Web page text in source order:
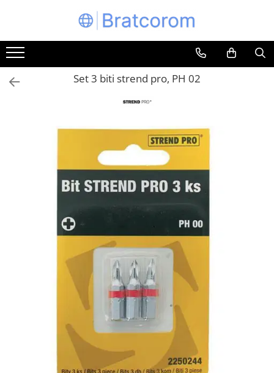
Toate Produsele
Articole animale
Adapatoare animale
Produse igiena externa animale
Bucatarii de vara Tuozi
Articole ambalare
Articole bucatarie
Articole mobila
Articole organizare
Articole Sportive
Electronice si electrocasnice
Incalzire si racire
Set 3 biti strend pro, PH 02